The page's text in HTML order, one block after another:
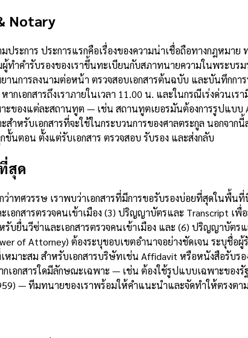
Notary
ประการ ประการแรกคือเรื่องของความน่าเชื่อถือทางกฎหม
ำคำรับรองของเราขึ้นทะเบียนกับสภาทนายความในพระบร
การลงนามต่อหน้า ตรวจสอบเอกสารต้นฉบับ และบันทึกกา
เอกสารถึงเราภายในเวลา 11.00 น. และในกรณีเร่งด่วนเร
าะของแต่ละสถานทูต — เช่น สถานทูตเยอรมันต้องการรูปแ
หรับเอกสารที่จะใช้ในกระบวนการของศาลตระกูล นอกจาก
นตอน ตั้งแต่รับเอกสาร ตรวจสอบ รับรอง และส่งกลับ
สุด
าทศวรรษ เราพบว่าเอกสารที่มีการขอรับรองบ่อยที่สุดในพื้
อกสารตรวจคนเข้าเมือง (3) ปริญญาบัตรและ Transcript เ
ยื่นวีซ่าและเอกสารตรวจคนเข้าเมือง และ (6) ปริญญาบัตร
of Attorney) ต้องระบุขอบเขตอำนาจอย่างชัดเจน ระบุชื่อ
มาะสม สำหรับเอกสารบริษัทเช่น Affidavit หรือหนังสือรับร
อกสารใดมีลักษณะเฉพาะ — เช่น ต้องใช้รูปแบบเฉพาะของ
— ทีมทนายของเราพร้อมให้คำแนะนำและจัดทำให้ตรงต